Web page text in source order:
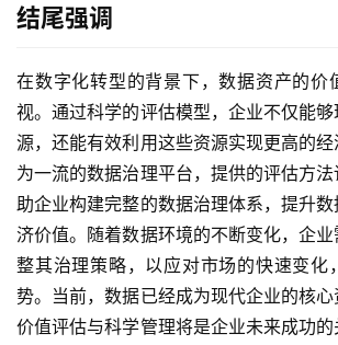
结尾强调
在数字化转型的背景下，数据资产的价
视。通过科学的评估模型，企业不仅能
源，还能有效利用这些资源实现更高的
为一流的数据治理平台，提供的评估方
助企业构建完整的数据治理体系，提升
济价值。随着数据环境的不断变化，企
整其治理策略，以应对市场的快速变化
势。当前，数据已经成为现代企业的核
价值评估与科学管理将是企业未来成功的